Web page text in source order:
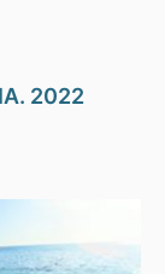
2022